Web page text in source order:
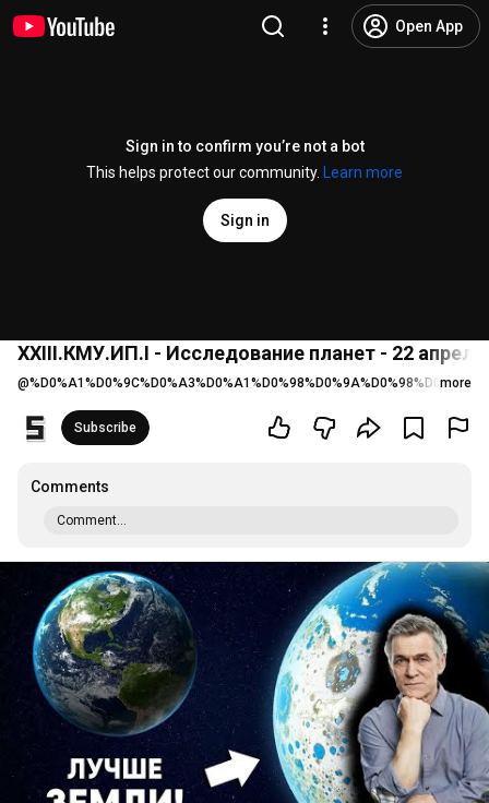
Open App
Sign in to confirm you’re not a bot
This helps protect our community.
Learn more
Sign in
XXIII.КМУ.ИП.I - Исследование планет - 22 апреля
@ more
Subscribe
Comments
Comment...